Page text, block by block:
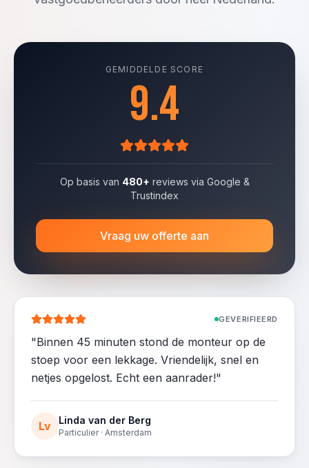
GEMIDDELDE SCORE
9.4
Op basis van 480+ reviews via Google &
Trustindex
Vraag uw offerte aan
GEVERIFIEERD
"Binnen 45 minuten stond de monteur op de
stoep voor een lekkage. Vriendelijk, snel en
netjes opgelost. Echt een aanrader!"
Lv Linda van der Berg
Particulier · Amsterdam